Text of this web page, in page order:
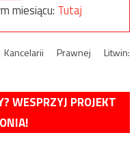
miesiącu: Tutaj
Prawnej Litwin:
WESPRZYJ PROJEKT